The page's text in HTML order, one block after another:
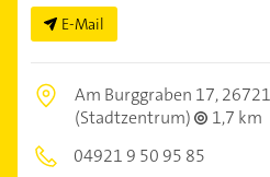
E-Mail
Am Burggraben 17,
(Stadtzentrum)
1,7 km
04921 9 50 95 85